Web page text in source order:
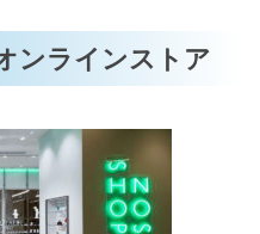
ンラインストア